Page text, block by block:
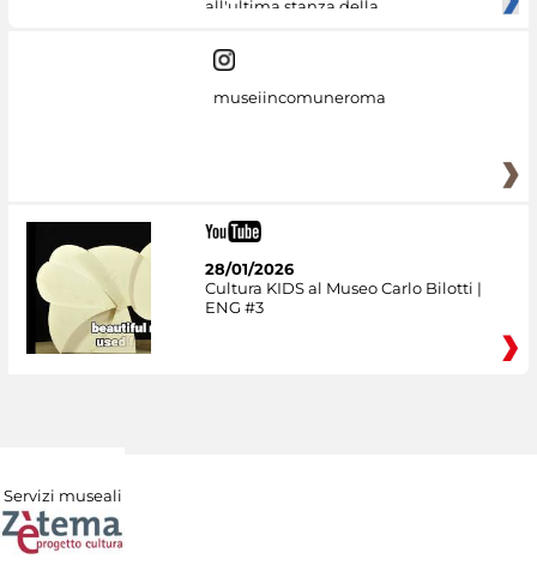
all'ultima stanza della
museiincomuneroma
28/01/2026
Cultura KIDS al Museo Carlo Bilotti |
ENG #3
Servizi museali